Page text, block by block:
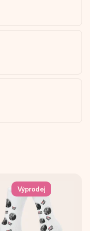
Výprodej